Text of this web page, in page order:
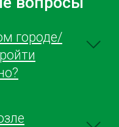
Советую.
городе/